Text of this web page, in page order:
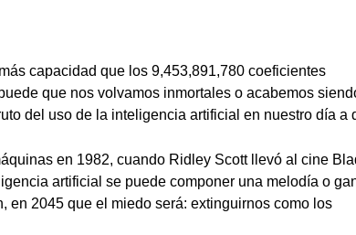
capacidad que los 9,453,891,780 coeficientes
que nos volvamos inmortales o acabemos
del uso de la inteligencia artificial en nuestro día a
en 1982, cuando Ridley Scott llevó al cine
artificial se puede componer una melodía o
en 2045 que el miedo será: extinguirnos como los